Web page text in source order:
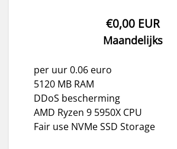
€0,00 EUR
Maandelijks
per uur 0.06 euro
5120 MB RAM
DDoS bescherming
AMD Ryzen 9 5950X CPU
Fair use NVMe SSD Storage